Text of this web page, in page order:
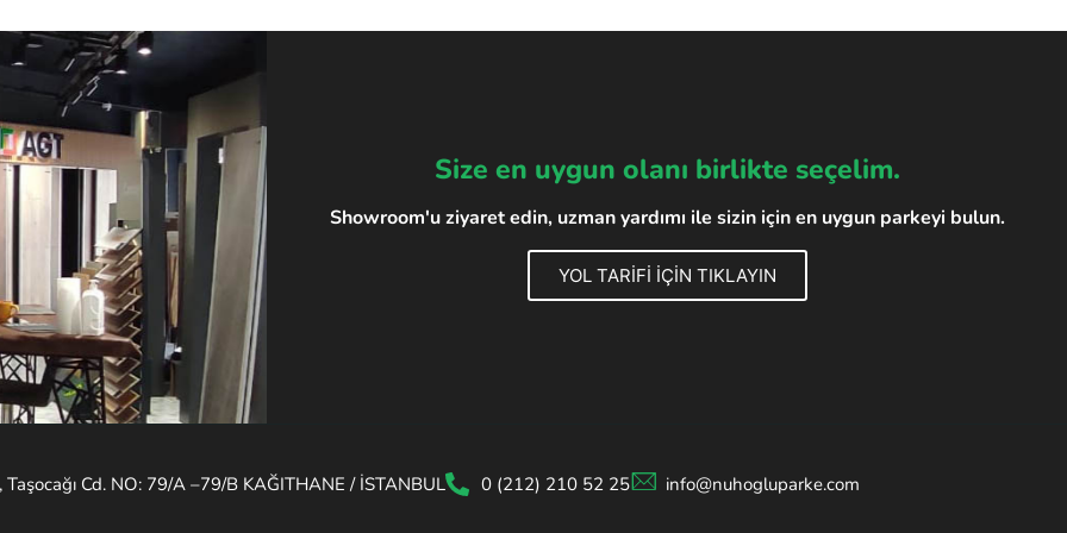
Size en uygun olanı birlikte seçelim.
Showroom'u ziyaret edin, uzman yardımı ile sizin için en uygun parkeyi bulun.
YOL TARİFİ İÇİN TIKLAYIN
Taşocağı Cd. NO: 79/A –79/B KAĞITHANE / İSTANBUL 0 (212) 210 52 25 info@nuhogluparke.com